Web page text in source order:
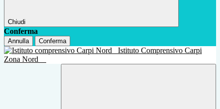
Chiudi
Conferma
Annulla Conferma
Istituto Comprensivo Carpi
Zona Nord